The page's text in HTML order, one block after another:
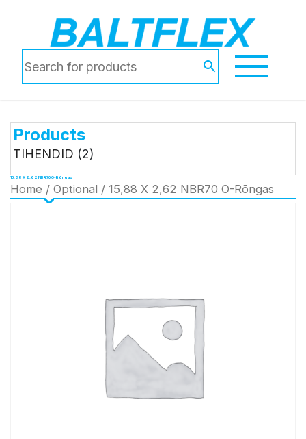
Products
TIHENDID (2)
15,88 X 2,62 NBR70 O-Rõngas
Home / Optional / 15,88 X 2,62 NBR70 O-Rõngas